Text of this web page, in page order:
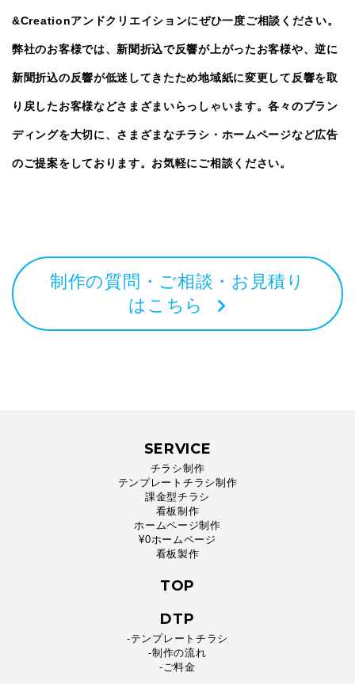
&Creationアンドクリエイションにぜひ一度ご相談ください。
弊社のお客様では、新聞折込で反響が上がったお客様や、逆に
新聞折込の反響が低迷してきたため地域紙に変更して反響を取
り戻したお客様などさまざまいらっしゃいます。各々のブラン
ディングを大切に、さまざまなチラシ・ホームページなど広告
のご提案をしております。お気軽にご相談ください。
制作の質問・ご相談・お見積り
はこちら
SERVICE
チラシ制作
テンプレートチラシ制作
課金型チラシ
看板制作
ホームページ制作
¥0ホームページ
看板製作
TOP
DTP
-テンプレートチラシ
-制作の流れ
-ご料金